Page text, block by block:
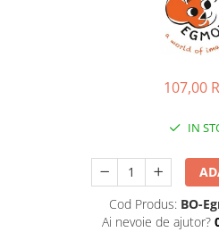
107,00
IN
Cod Produs: BO-
Ai nevoie de ajutor?